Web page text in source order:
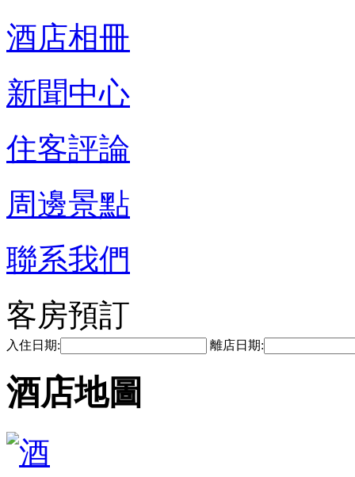
酒店相冊
新聞中心
住客評論
周邊景點
聯系我們
客房預訂
入住日期: 離店日期:
酒店地圖